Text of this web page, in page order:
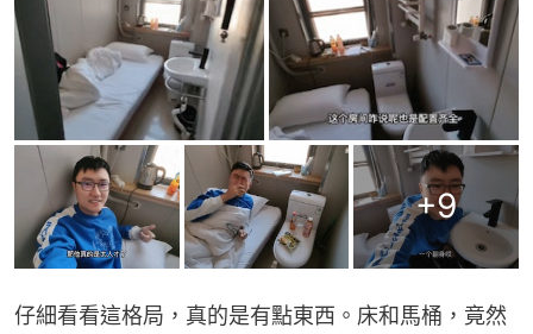
+9
仔細看看這格局，真的是有點東西。床和馬桶，竟然